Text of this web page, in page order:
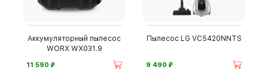
Аккумуляторный пылесос
WORX WX031.9
11 590 ⃏
Пылесос LG VC5420NNTS
9 490 ⃏